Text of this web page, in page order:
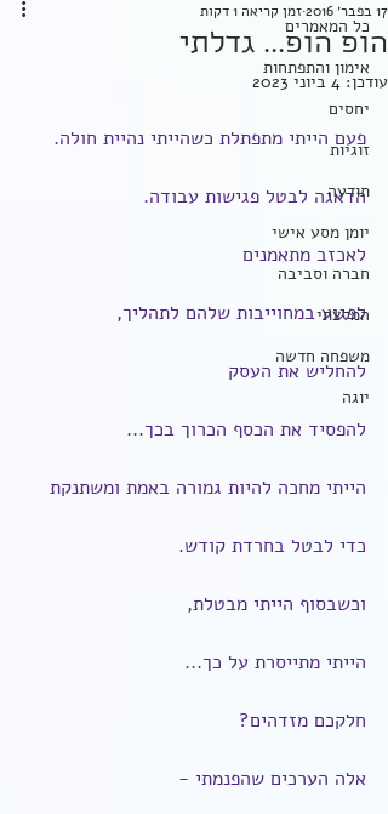
כל המאמרים
אימון והתפתחות
יחסים
זוגיות
תודעה
יומן מסע אישי
חברה וסביבה
המלצתי
משפחה חדשה
יוגה
הופ הופ... גדלתי
17 בפבר׳ 2016 זמן קריאה 1 דקות
עודכן: 4 ביוני 2023
פעם הייתי מתפתלת כשהייתי נהיית חולה.
הדאגה לבטל פגישות עבודה.
לאכזב מתאמנים
לפגוע במחוייבות שלהם לתהליך,
להחליש את העסק
להפסיד את הכסף הכרוך בכך...
הייתי מחכה להיות גמורה באמת ומשתנקת
כדי לבטל בחרדת קודש.
וכשבסוף הייתי מבטלת,
הייתי מתייסרת על כך...
חלקכם מזדהים?
אלה הערכים שהפנמתי -